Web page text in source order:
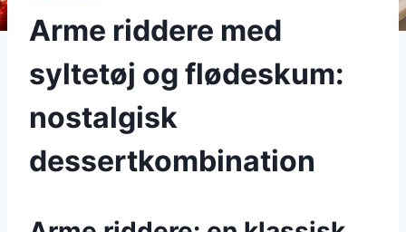
Arme riddere med
syltetøj og flødeskum:
nostalgisk
dessertkombination